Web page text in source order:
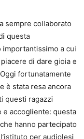
sempre collaborato
questa
importantissimo a cui
di dare gioia e
fortunatamente
è stata resa ancora
questi ragazzi
accogliente: questa
hanno partecipato
per audiolesi